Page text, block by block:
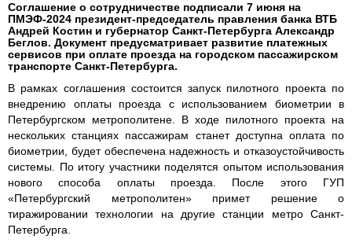
Соглашение о сотрудничестве подписали 7 июня на
ПМЭФ-2024 президент-председатель правления банка ВТБ
Андрей Костин и губернатор Санкт-Петербурга Александр
Беглов. Документ предусматривает развитие платежных
сервисов при оплате проезда на городском пассажирском
транспорте Санкт-Петербурга.
В рамках соглашения состоится запуск пилотного проекта по
внедрению оплаты проезда с использованием биометрии в
Петербургском метрополитене. В ходе пилотного проекта на
нескольких станциях пассажирам станет доступна оплата по
биометрии, будет обеспечена надежность и отказоустойчивость
системы. По итогу участники поделятся опытом использования
нового способа оплаты проезда. После этого ГУП
«Петербургский метрополитен» примет решение о
тиражировании технологии на другие станции метро Санкт-
Петербурга.